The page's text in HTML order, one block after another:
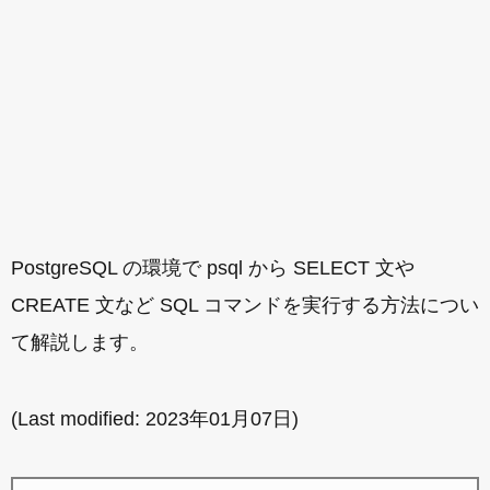
PostgreSQL の環境で psql から SELECT 文や
CREATE 文など SQL コマンドを実行する方法につい
て解説します。
(Last modified: 2023年01月07日 )